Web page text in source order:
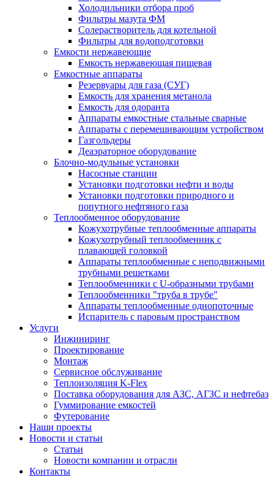
Холодильники отбора проб
Фильтры мазута ФМ
Солерастворитель для котельной
Фильтры для водоподготовки
Емкости нержавеющие
Емкость нержавеющая пищевая
Емкостные аппараты
Резервуары для газа (СУГ)
Емкость для хранения метанола
Емкость для одоранта
Аппараты емкостные стальные сварные
Аппараты с перемешивающим устройством
Газгольдеры
Деаэраторное оборудование
Блочно-модульные установки
Насосные станции
Установки подготовки нефти и воды
Установки подготовки природного и
попутного нефтяного газа
Теплообменное оборудование
Кожухотрубные теплообменные аппараты
Кожухотрубный теплообменник с
плавающей головкой
Аппараты теплообменные с неподвижными
трубными решетками
Теплообменники с U-образными трубами
Теплообменники "труба в трубе"
Аппараты теплообменные однопоточные
Испаритель с паровым пространством
Услуги
Инжиниринг
Проектирование
Монтаж
Сервисное обслуживание
Теплоизоляция K-Flex
Поставка оборудования для АЗС, АГЗС и нефтебаз
Гуммирование емкостей
Футерование
Наши проекты
Новости и статьи
Статьи
Новости компании и отрасли
Контакты